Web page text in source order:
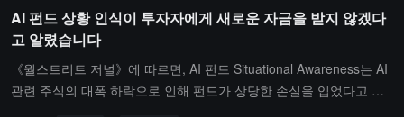
AI 펀드 상황 인식이 투자자에게 새로운 자금을 받지 않겠다
고 알렸습니다
《월스트리트 저널》에 따르면, AI 펀드 Situational Awareness는 AI
관련 주식의 대폭 하락으로 인해 펀드가 상당한 손실을 입었다고 보